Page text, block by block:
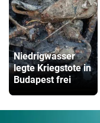
Niedrigwasser
legte Kriegstote in
Budapest frei